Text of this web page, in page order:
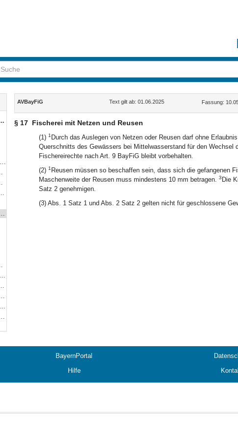
Inhalt
AVBayFiG Text gilt ab: 01.06.2025 Fassung:
§ 17 Fischerei mit Netzen und Reusen
(1) 1 Durch das Auslegen von Netzen oder Reusen darf ohne
Querschnitts des Gewässers bei Mittelwasserstand für den Wechsel
Fischereirechte nach Art. 9 BayFiG bleibt vorbehalten.
(2) 1 Reusen müssen so beschaffen sein, dass sich die gefangenen
Maschenweite der Reusen muss mindestens 10 mm betragen. 3 Die
Satz 2 genehmigen.
(3) Abs. 1 Satz 1 und Abs. 2 Satz 2 gelten nicht für geschlossene
BayernPortal
Hilfe